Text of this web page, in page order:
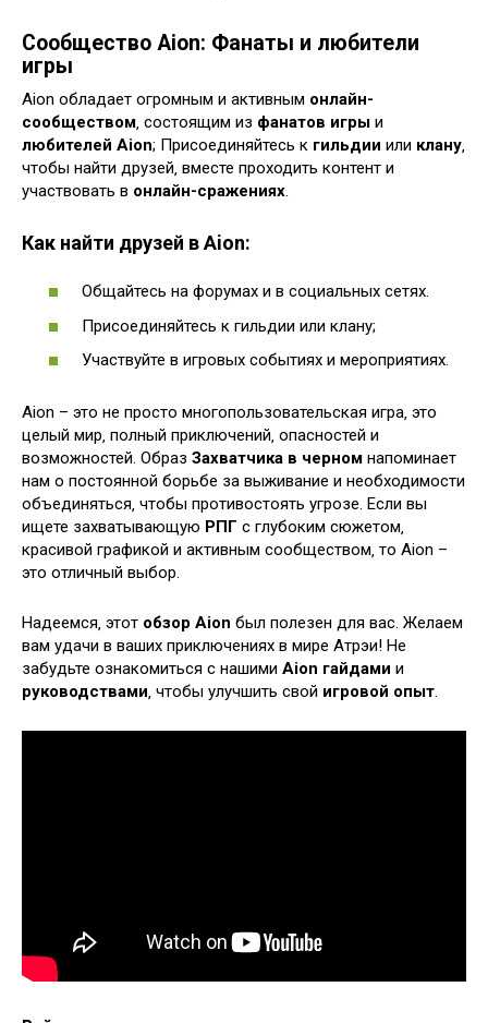
Сообщество Aion: Фанаты и любители
игры
Aion обладает огромным и активным онлайн-
сообществом ‚ состоящим из фанатов игры и
любителей Aion; Присоединяйтесь к гильдии или клану
чтобы найти друзей‚ вместе проходить контент и
участвовать в онлайн-сражениях
Как найти друзей в Aion:
Общайтесь на форумах и в социальных сетях.
Присоединяйтесь к гильдии или клану;
Участвуйте в игровых событиях и мероприятиях.
Aion – это не просто многопользовательская игра‚ это
целый мир‚ полный приключений‚ опасностей и
возможностей. Образ Захватчика в черном напоминает
нам о постоянной борьбе за выживание и необходимости
объединяться‚ чтобы противостоять угрозе. Если вы
ищете захватывающую РПГ с глубоким сюжетом‚
красивой графикой и активным сообществом‚ то Aion –
это отличный выбор.
Надеемся‚ этот обзор Aion был полезен для вас. Желаем
вам удачи в ваших приключениях в мире Атрэи! Не
забудьте ознакомиться с нашими Aion гайдами и
руководствами‚ чтобы улучшить свой игровой опыт.